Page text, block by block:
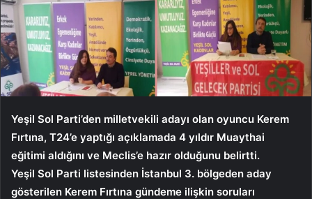
Yeşil Sol Parti’den milletvekili adayı olan oyuncu Kerem
Fırtına, T24’e yaptığı açıklamada 4 yıldır Muaythai
eğitimi aldığını ve Meclis’e hazır olduğunu belirtti.
Yeşil Sol Parti listesinden İstanbul 3. bölgeden aday
gösterilen Kerem Fırtına gündeme ilişkin soruları